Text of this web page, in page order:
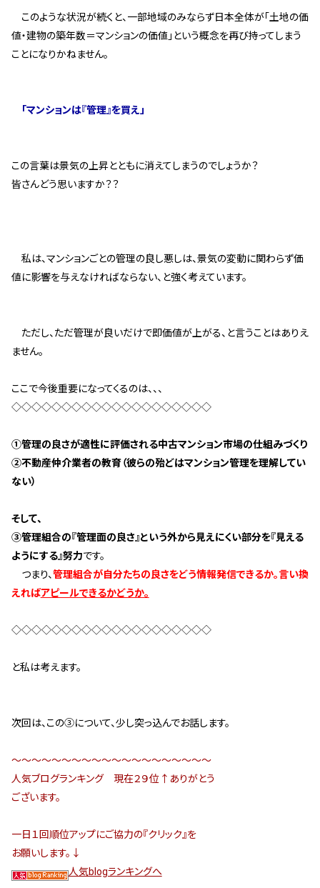
このような状況が続くと、一部地域のみならず日本全体が「土地の価
値・建物の築年数＝マンションの価値」という概念を再び持ってしまう
ことになりかねません。
「マンションは『管理』を買え」
この言葉は景気の上昇とともに消えてしまうのでしょうか？
皆さんどう思いますか？？
私は、マンションごとの管理の良し悪しは、景気の変動に関わらず価
値に影響を与えなければならない、と強く考えています。
ただし、ただ管理が良いだけで即価値が上がる、と言うことはありえ
ません。
ここで今後重要になってくるのは、、、
◇◇◇◇◇◇◇◇◇◇◇◇◇◇◇◇◇◇◇◇
①管理の良さが適性に評価される中古マンション市場の仕組みづくり
②不動産仲介業者の教育（彼らの殆どはマンション管理を理解してい
ない）
そして、
③管理組合の『管理面の良さ』という外から見えにくい部分を『見える
ようにする』努力です。
つまり、管理組合が自分たちの良さをどう情報発信できるか。言い換
えればアピールできるかどうか。
◇◇◇◇◇◇◇◇◇◇◇◇◇◇◇◇◇◇◇◇
と私は考えます。
次回は、この③について、少し突っ込んでお話します。
～～～～～～～～～～～～～～～～～～～～
人気ブログランキング 現在２９位↑ありがとう
ございます。
一日１回順位アップにご協力の『クリック』を
お願いします。↓
人気blogランキングへ
大規模修繕のご意見番 »
メルの防火管理者
実績・お客様の声